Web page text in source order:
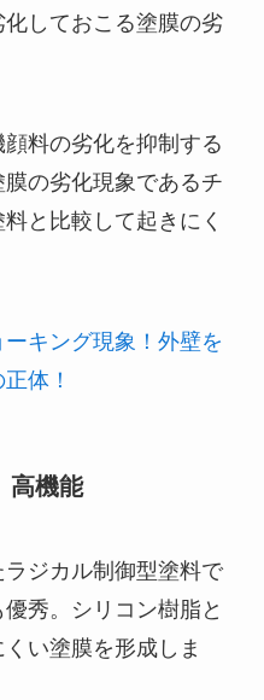
しておこる塗膜の劣
料の劣化を抑制する
の劣化現象であるチ
と比較して起きにく
キング現象！外壁を
体！
高機能
ジカル制御型塗料で
秀。シリコン樹脂と
い塗膜を形成しま